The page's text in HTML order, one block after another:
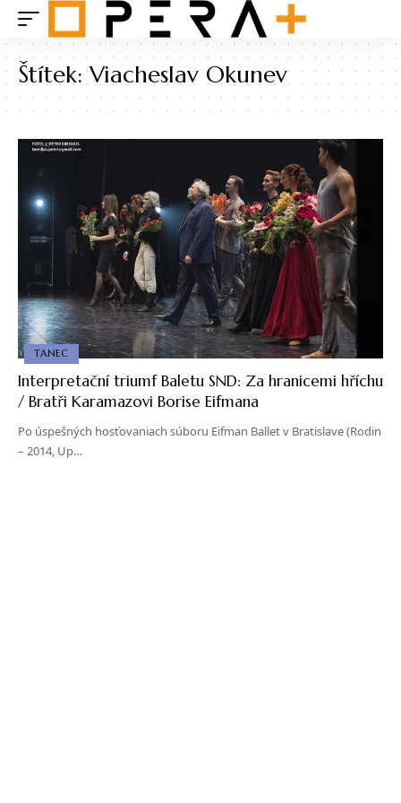
Štítek:Viacheslav Okunev
TANEC
Interpretační triumf Baletu SND: Za hranicemi hříchu
/ Bratři Karamazovi Borise Eifmana
Po úspešných hosťovaniach súboru Eifman Ballet v Bratislave (Rodin
– 2014, Up…